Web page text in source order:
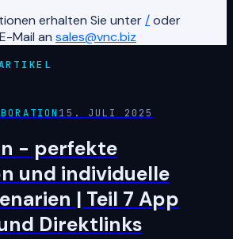
erhalten Sie unter/oder
Mail an sales@vnc.biz
15. JULI 2025
- perfekte
und individuelle
| Teil 7 App
Direktlinks